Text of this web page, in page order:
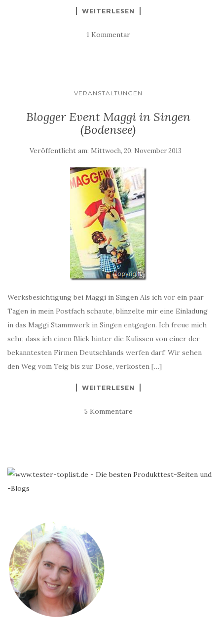
WEITERLESEN
1 Kommentar
VERANSTALTUNGEN
Blogger Event Maggi in Singen
(Bodensee)
Veröffentlicht am: Mittwoch, 20. November 2013
Werksbesichtigung bei Maggi in Singen Als ich vor ein paar
Tagen in mein Postfach schaute, blinzelte mir eine Einladung
in das Maggi Stammwerk in Singen entgegen. Ich freue mich
sehr, dass ich einen Blick hinter die Kulissen von einer der
bekanntesten Firmen Deutschlands werfen darf! Wir sehen
den Weg vom Teig bis zur Dose, verkosten […]
WEITERLESEN
5 Kommentare